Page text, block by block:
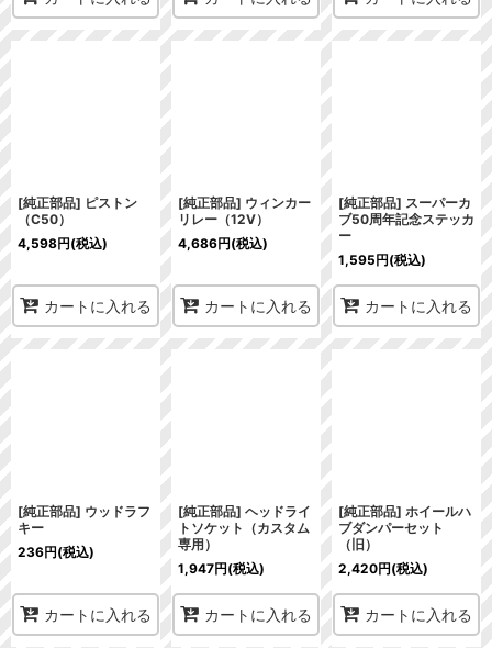
[純正部品] ピストン
（C50）
4,598円(税込)
カートに入れる
[純正部品] ウィンカー
リレー（12V）
4,686円(税込)
カートに入れる
[純正部品] スーパーカ
ブ50周年記念ステッカ
ー
1,595円(税込)
カートに入れる
[純正部品] ウッドラフ
キー
236円(税込)
カートに入れる
[純正部品] ヘッドライ
トソケット（カスタム
専用）
1,947円(税込)
カートに入れる
[純正部品] ホイールハ
ブダンパーセット
（旧）
2,420円(税込)
カートに入れる